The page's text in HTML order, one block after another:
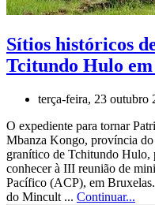
Sítios históricos
Tcitundo Hulo
terça-feira, 23 outubro
O expediente para tornar
Mbanza Kongo, província do
granítico de Tchitundo
conhecer à III reunião de
Pacífico (ACP), em
do Mincult ... Continuar...